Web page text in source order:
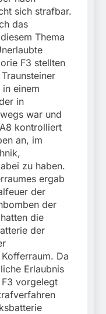
sich strafbar.
das
Thema
F3 stellten
einem
in
war und
kontrolliert
an, im
zu haben.
ergab
der
der
die
der
Da
Erlaubnis
vorgelegt